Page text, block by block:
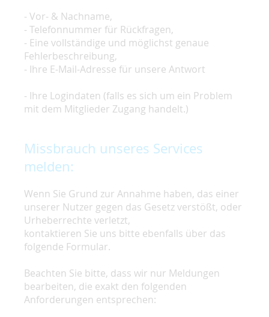
- Vor- & Nachname,
- Telefonnummer für Rückfragen,
- Eine vollständige und möglichst genaue
Fehlerbeschreibung,
- Ihre E-Mail-Adresse für unsere Antwort
- Ihre Logindaten (falls es sich um ein Problem
mit dem Mitglieder Zugang handelt.)
Missbrauch unseres Services
melden:
Wenn Sie Grund zur Annahme haben, das einer
unserer Nutzer gegen das Gesetz verstößt, oder
Urheberrechte verletzt,
kontaktieren Sie uns bitte ebenfalls über das
folgende Formular.
Beachten Sie bitte, dass wir nur Meldungen
bearbeiten, die exakt den folgenden
Anforderungen entsprechen: